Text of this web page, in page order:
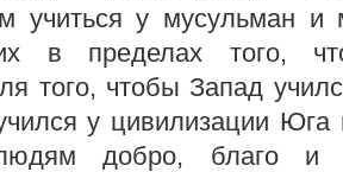
учиться у мусульман и
в пределах того,
того, чтобы Запад
у цивилизации Юга
добро, благо и